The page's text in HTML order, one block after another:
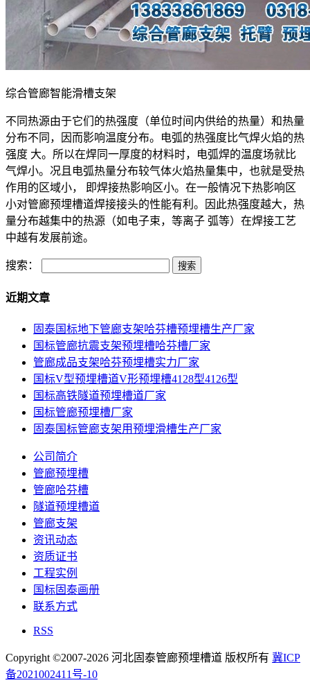
综合管廊智能滑槽支架
不同热源由于它们的热强度（单位时间内供给的热量）和热量
分布不同，因而影响温度分布。电弧的热强度比气焊火焰的热
强度 大。所以在焊同一厚度的材料时，电弧焊的温度场就比
气焊小。况且电弧热量分布较气体火焰热量集中，也就是受热
作用的区域小， 即焊接热影响区小。在一般情况下热影响区
小对管廊预埋槽道焊接接头的性能有利。因此热强度越大，热
量分布越集中的热源（如电子束，等离子 弧等）在焊接工艺
中越有发展前途。
搜索：
近期文章
固泰国标地下管廊支架哈芬槽预埋槽生产厂家
国标管廊抗震支架预埋槽哈芬槽厂家
管廊成品支架哈芬预埋槽实力厂家
国标V型预埋槽道V形预埋槽4128型4126型
国标高铁隧道预埋槽道厂家
国标管廊预埋槽厂家
固泰国标管廊支架用预埋滑槽生产厂家
公司简介
管廊预埋槽
管廊哈芬槽
隧道预埋槽道
管廊支架
资讯动态
资质证书
工程实例
国标固泰画册
联系方式
RSS
Copyright ©2007-2026 河北固泰管廊预埋槽道 版权所有 冀ICP
备2021002411号-10